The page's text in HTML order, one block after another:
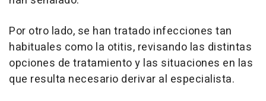
Por otro lado, se han tratado infecciones tan
habituales como la otitis, revisando las distintas
opciones de tratamiento y las situaciones en las
que resulta necesario derivar al especialista.